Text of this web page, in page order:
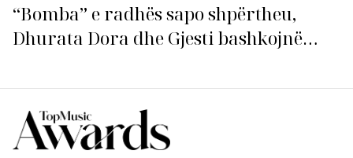
“Bomba” e radhës sapo shpërtheu,
Dhurata Dora dhe Gjesti bashkojnë